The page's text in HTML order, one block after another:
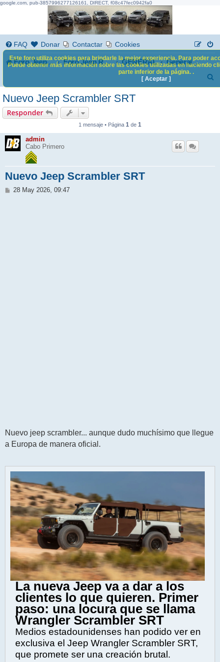
google.com, pub-3857996277126161, DIRECT, f08c47fec0942fa0
FAQ Donar Contactar Cookies
Foro Jeep Renegade Foro Jeep Renegade GENERAL
General Mundo Jeep
a
Nuevo Jeep Scrambler SRT
Responder
1 mensaje • Página 1 de 1
admin
Cabo Primero
Nuevo Jeep Scrambler SRT
M
28 May 2026, 09:47
Nuevo jeep scrambler... aunque dudo muchísimo que llegue
a Europa de manera oficial.
La nueva Jeep va a dar a los
clientes lo que quieren. Primer
paso: una locura que se llama
Wrangler Scrambler SRT
Medios estadounidenses han podido ver en
exclusiva el Jeep Wrangler Scrambler SRT,
que promete ser una creación brutal.
Este foro utiliza cookies para brindarle la mejor experiencia. Para poder
Puede obtener más información sobre las cookies utilizadas en haciendo
parte inferior de la página. .
[ Aceptar ]